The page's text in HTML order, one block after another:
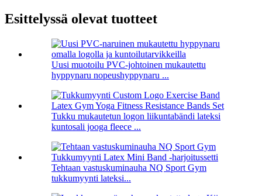
Esittelyssä olevat tuotteet
Uusi muotoilu PVC-johtoinen mukautettu
hyppynaru nopeushyppynaru ...
Tukku mukautetun logon liikuntabändi lateksi
kuntosali jooga fleece ...
Tehtaan vastuskuminauha NQ Sport Gym
tukkumyynti lateksi...